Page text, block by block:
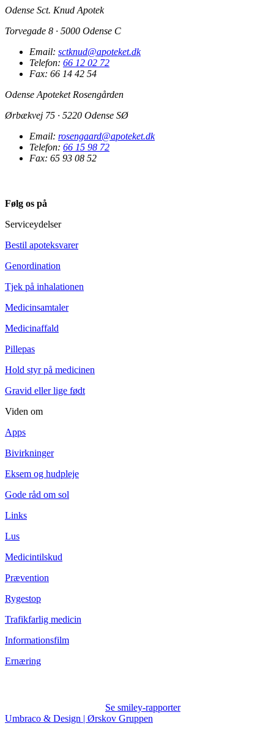
Odense Sct. Knud Apotek
Torvegade 8 · 5000 Odense C
Email: sctknud@apoteket.dk
Telefon: 66 12 02 72
Fax: 66 14 42 54
Odense Apoteket Rosengården
Ørbækvej 75 · 5220 Odense SØ
Email: rosengaard@apoteket.dk
Telefon: 66 15 98 72
Fax: 65 93 08 52
Følg os på
Serviceydelser
Bestil apoteksvarer
Genordination
Tjek på inhalationen
Medicinsamtaler
Medicinaffald
Pillepas
Hold styr på medicinen
Gravid eller lige født
Viden om
Apps
Bivirkninger
Eksem og hudpleje
Gode råd om sol
Links
Lus
Medicintilskud
Prævention
Rygestop
Trafikfarlig medicin
Informationsfilm
Ernæring
Se smiley-rapporter
Umbraco & Design | Ørskov Gruppen